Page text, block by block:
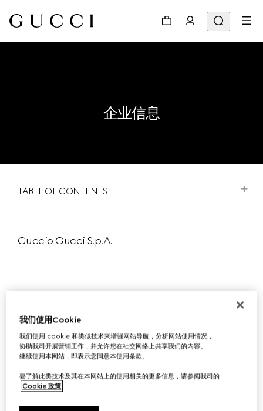
企业信息
TABLE OF CONTENTS
Guccio Gucci S.p.A.
Guccio Gucci S.p.A.
依据意大利法律建立并合法存续的公司，注册地址：Via
增值税号：04294710480
我们使用Cookie
我们使用 cookie 和类似技术来增强网站导航，分析网站使用情况，
协助我司开展营销工作，并允许您在社交网络上共享我们的内容。
继续使用本网站，即表示您同意本使用条款。
要了解此类技术及其在本网站上的使用相关的更多信息，请参阅我司的
Cookie 政策。